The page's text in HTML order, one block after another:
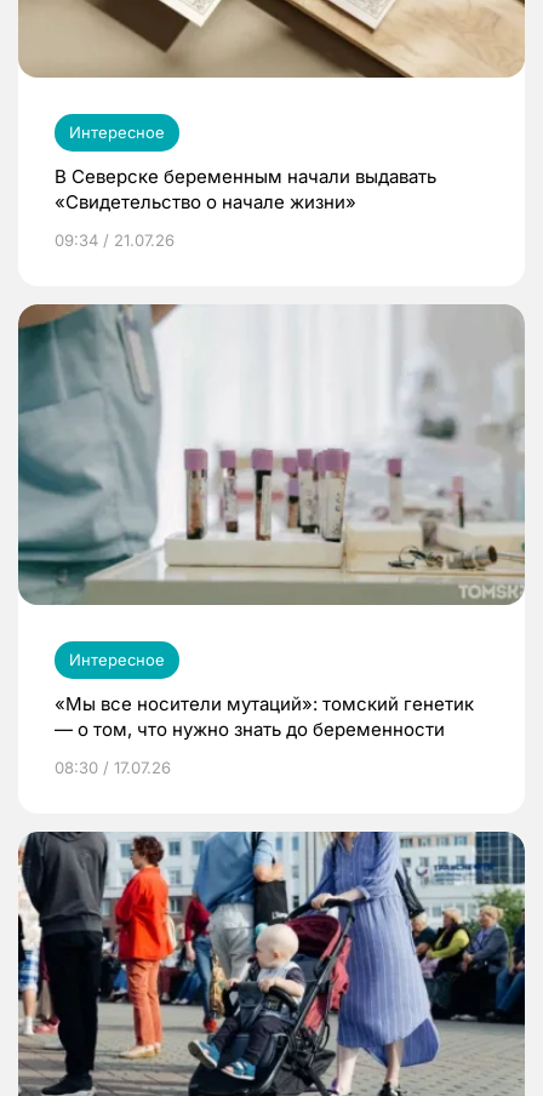
Интересное
В Северске беременным начали выдавать
«Свидетельство о начале жизни»
09:34 / 21.07.26
Интересное
«Мы все носители мутаций»: томский генетик
— о том, что нужно знать до беременности
08:30 / 17.07.26